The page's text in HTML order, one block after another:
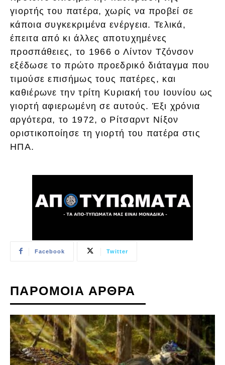
γιορτής του πατέρα, χωρίς να προβεί σε
κάποια συγκεκριμένα ενέργεια. Τελικά,
έπειτα από κι άλλες αποτυχημένες
προσπάθειες, το 1966 ο Λίντον Τζόνσον
εξέδωσε το πρώτο προεδρικό διάταγμα που
τιμούσε επισήμως τους πατέρες, και
καθιέρωνε την τρίτη Κυριακή του Ιουνίου ως
γιορτή αφιερωμένη σε αυτούς. Έξι χρόνια
αργότερα, το 1972, ο Ρίτσαρντ Νίξον
οριστικοποίησε τη γιορτή του πατέρα στις
ΗΠΑ.
Facebook Twitter
ΠΑΡΟΜΟΙΑ ΑΡΘΡΑ